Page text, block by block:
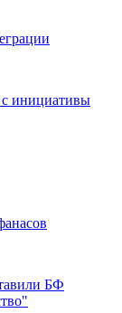
с инициативы
БФ